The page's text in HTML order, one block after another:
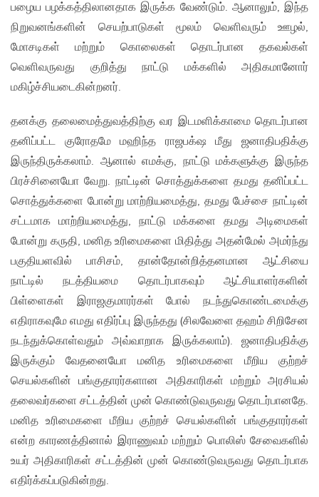
பழைய பழக்கத்திலானதாக இருக்க வேண்டும். ஆனாலும், இந்த
நிறுவனங்களின் செயற்பாடுகள் மூலம் வெளிவரும் ஊழல்,
மோசடிகள் மற்றும் கொலைகள் தொடர்பான தகவல்கள்
வெளிவருவது குறித்து நாட்டு மக்களில் அதிகமானோர்
மகிழ்ச்சியடைகின்றனர்.
தனக்கு தலைமைத்துவத்திற்கு வர இடமளிக்காமை தொடர்பான
தனிப்பட்ட குரோதமே மஹிந்த ராஜபக்‌ஷ மீது ஜனாதிபதிக்கு
இருந்திருக்கலாம். ஆனால் எமக்கு, நாட்டு மக்களுக்கு இருந்த
பிரச்சினையோ வேறு. நாட்டின் சொத்துக்களை தமது தனிப்பட்ட
சொத்துக்களை போன்று மாற்றியமைத்து, தமது பேச்சை நாட்டின்
சட்டமாக மாற்றியமைத்து, நாட்டு மக்களை தமது அடிமைகள்
போன்று கருதி, மனித உரிமைகளை மிதித்து அதன்மேல் அமர்ந்து
பகுதியளவில் பாசிசம், தான்தோன்றித்தனமான ஆட்சியை
நாட்டில் நடத்தியமை தொடர்பாகவும் ஆட்சியாளர்களின்
பிள்ளைகள் இராஜகுமாரர்கள் போல் நடந்துகொண்டமைக்கு
எதிராகவுமே எமது எதிர்ப்பு இருந்தது (சிலவேளை தஹம் சிறிசேன
நடந்துக்கொள்வதும் அவ்வாறாக இருக்கலாம்). ஜனாதிபதிக்கு
இருக்கும் வேதனையோ மனித உரிமைகளை மீறிய குற்றச்
செயல்களின் பங்குதாரர்களான அதிகாரிகள் மற்றும் அரசியல்
தலைவர்களை சட்டத்தின் முன் கொண்டுவருவது தொடர்பானதே.
மனித உரிமைகளை மீறிய குற்றச் செயல்களின் பங்குதாரர்கள்
என்ற காரணத்தினால் இராணுவம் மற்றும் பொலிஸ் சேவைகளில்
உயர் அதிகாரிகள் சட்டத்தின் முன் கொண்டுவருவது தொடர்பாக
எதிர்க்கப்படுகின்றது.